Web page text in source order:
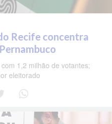
Recife concentra
1,2 milhão de votantes;
eleitorado